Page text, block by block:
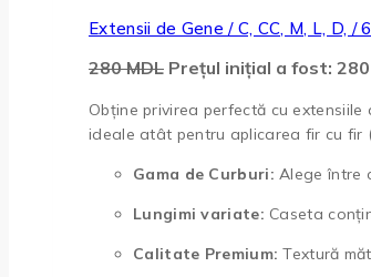
Extensii de Gene / C, CC, M, L, D, /
280MDL Prețul inițial a fost: 280
Obține privirea perfectă cu
ideale atât pentru aplicarea fir cu fir
Gama de Curburi: Alege între
Lungimi variate: Caseta
Calitate Premium: Textură